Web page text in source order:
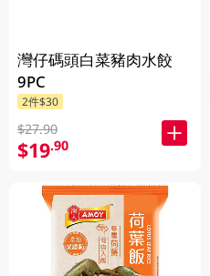
灣仔碼頭白菜豬肉水餃
9PC
2件$30
$27.90
$19.90